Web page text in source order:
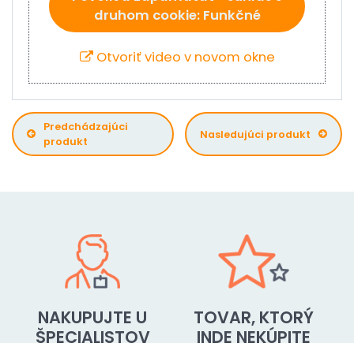
druhom cookie: Funkčné
Otvoriť video v novom okne
Predchádzajúci
produkt
Nasledujúci produkt
NAKUPUJTE U
ŠPECIALISTOV
TOVAR, KTORÝ
INDE NEKÚPITE